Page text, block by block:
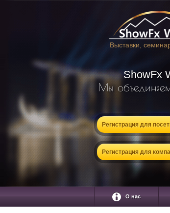
Выставки,
ShowFx
Мы
Регистрация для
Регистрация для
О нас